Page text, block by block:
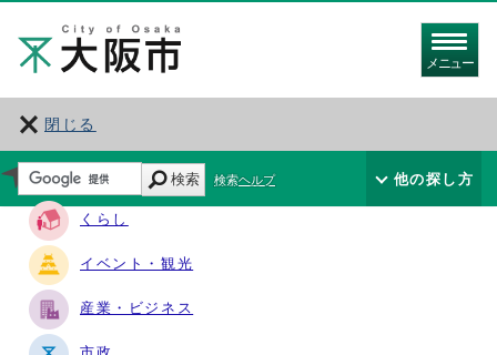
メニュー
閉じる
サイト・ナビ
くらし
イベント・観光
産業・ビジネス
検索 検索ヘルプ 他の探し方